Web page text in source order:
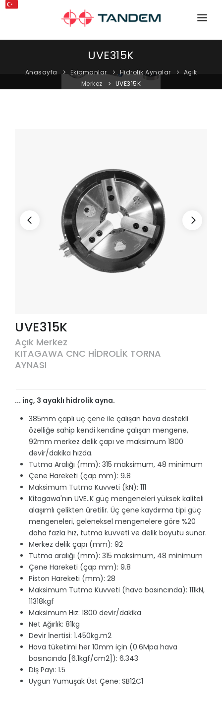
ANA SAYFA
SERVIS
UVE315K
Anasayfa Ekipmanlar Hidrolik Aynalar
Açık
Merkez
UVE315K
UVE315K
Açık Merkez
KITAGAWA CNC HİDROLİK TORNA
AYNASI
... inç, 3 ayaklı hidrolik ayna.
385mm çaplı üç çene ile çalışan hava destekli
özelliğe sahip kendi kendine çalışan mengene,
92mm merkez delik çapı ve maksimum 1800
devir/dakika hızda.
Tutma Aralığı (mm): 315 maksimum, 48 minimum
Çene Hareketi (çap mm): 9.8
Maksimum Tutma Kuvveti (kN): 111
Kitagawa'nın UVE..K güç mengeneleri yüksek kaliteli
alaşımlı çelikten üretilir. Üç çene kaydırma tipi güç
mengeneleri, geleneksel mengenelere göre %20
daha fazla hız, tutma kuvveti ve delik boyutu sunar.
Merkez delik çapı (mm): 92
Tutma aralığı (mm): 315 maksimum, 48 minimum
Çene Hareketi (çap mm): 9.8
Piston Hareketi (mm): 28
Maksimum Tutma Kuvveti (hava basıncında): 111kN,
11318kgf
Maksimum Hız: 1800 devir/dakika
Net Ağırlık: 81kg
Devir İnertisi: 1.450kg.m2
Hava tüketimi her 10mm için (0.6Mpa hava
basıncında [6.1kgf/cm2]): 6.343
Diş Payı: 1.5
Uygun Yumuşak Üst Çene: SB12C1